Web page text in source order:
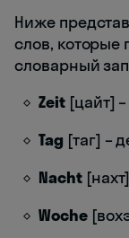
Ниже
слов, которые
словарный
Zeit[цайт]
Tag [таг] –
Nacht
Woche